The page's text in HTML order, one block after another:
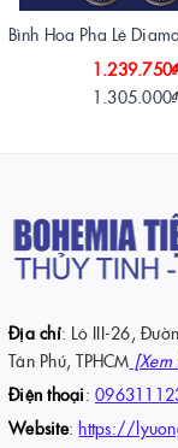
1.305.000₫
Địa chỉ: Lô III-26,
Tân Phú, TPHCM
Điện thoại:
Website:https://